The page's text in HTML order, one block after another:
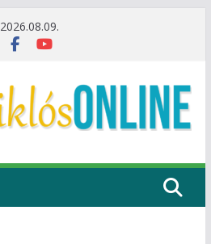
2026.08.09.